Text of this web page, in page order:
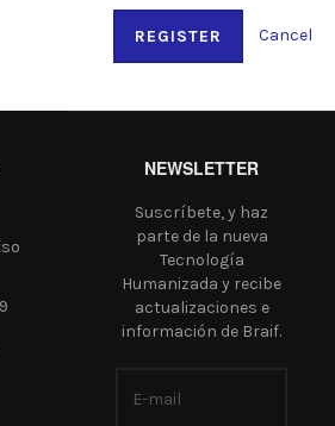
REGISTER Cancel
NEWSLETTER
Suscríbete, y haz
parte de la nueva
Tecnología
Humanizada y recibe
actualizaciones e
información de Braif.